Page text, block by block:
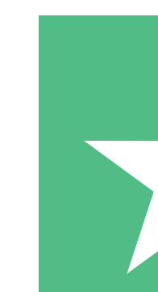
Pacchetti
Paga a consumo con